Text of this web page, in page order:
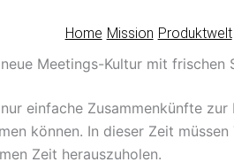
Home Mission Produktwelt
Meetings-Kultur mit frischen
einfache Zusammenkünfte
können. In dieser Zeit
Zeit herauszuholen.